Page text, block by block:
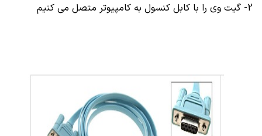
2- گیت وی را با کابل کنسول به کامپیوتر متصل می کنیم